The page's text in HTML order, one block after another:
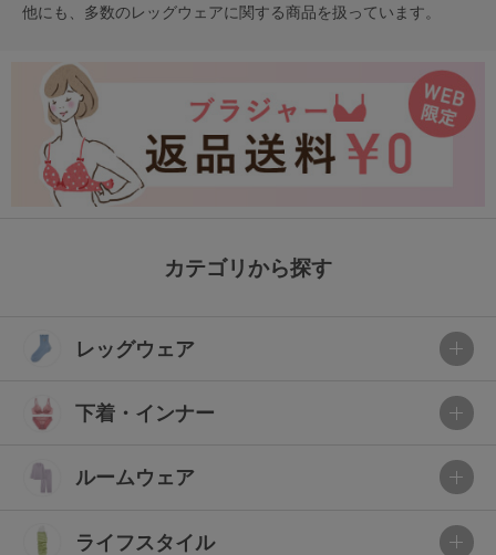
他にも、多数のレッグウェアに関する商品を扱っています。
カテゴリから探す
レッグウェア
下着・インナー
ルームウェア
ライフスタイル